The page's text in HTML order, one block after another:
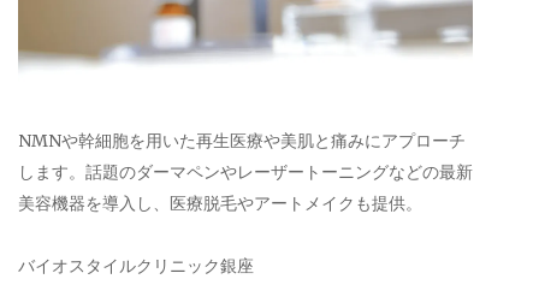
NMNや幹細胞を用いた再生医療や美肌と痛みにアプローチ
します。話題のダーマペンやレーザートーニングなどの最新
美容機器を導入し、医療脱毛やアートメイクも提供。
バイオスタイルクリニック銀座